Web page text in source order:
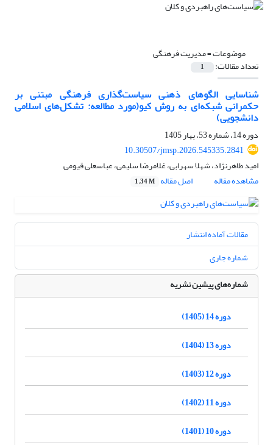
موضوعات =مدیریت فرهنگی
تعداد مقالات: 1
شناسایی الگوهای ذهنی سیاست‌گذاری فرهنگی مبتنی بر
حکمرانی شبکه‌ای به روش کیو(مورد مطالعه: تشکل‌های اسلامی
دانشجویی)
دوره 14، شماره 53، بهار 1405
10.30507/jmsp.2026.545335.2841
امید طاهرنژاد، شهلا سهرابی، غلامرضا سلیمی، عباسعلی قیومی
مشاهده مقاله
اصل مقاله 1.34 M
مقالات آماده انتشار
شماره جاری
شماره‌های پیشین نشریه
دوره 14 (1405)
دوره 13 (1404)
دوره 12 (1403)
دوره 11 (1402)
دوره 10 (1401)